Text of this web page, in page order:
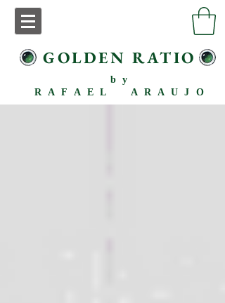
GOLDEN RATIO
by
RAFAEL ARAUJO